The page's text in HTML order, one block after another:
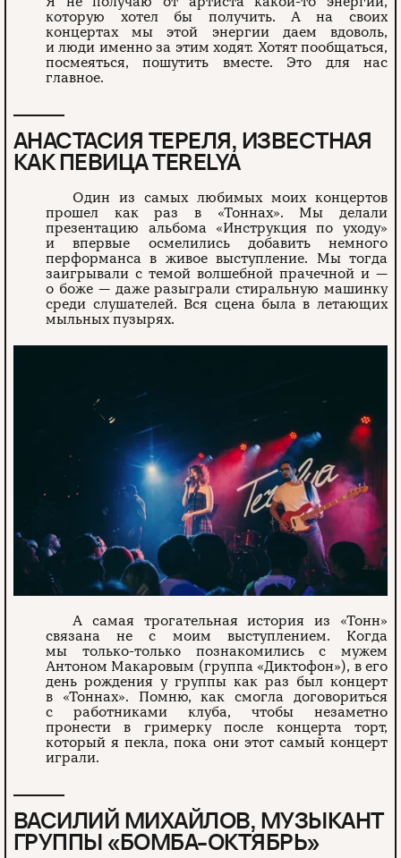
которую хотел бы получить. А на своих
концертах мы этой энергии даем вдоволь,
и люди именно за этим ходят. Хотят пообщаться,
посмеяться, пошутить вместе. Это для нас
главное.
АНАСТАСИЯ ТЕРЕЛЯ, ИЗВЕСТНАЯ
КАК ПЕВИЦА TERELYA
Один из самых любимых моих концертов
прошел как раз в «Тоннах». Мы делали
презентацию альбома «Инструкция по уходу»
и впервые осмелились добавить немного
перформанса в живое выступление. Мы тогда
заигрывали с темой волшебной прачечной и —
о боже — даже разыграли стиральную машинку
среди слушателей. Вся сцена была в летающих
мыльных пузырях.
А самая трогательная история из «Тонн»
связана не с моим выступлением. Когда
мы только-только познакомились с мужем
Антоном Макаровым (группа «Диктофон»), в его
день рождения у группы как раз был концерт
в «Тоннах». Помню, как смогла договориться
с работниками клуба, чтобы незаметно
пронести в гримерку после концерта торт,
который я пекла, пока они этот самый концерт
играли.
ВАСИЛИЙ МИХАЙЛОВ, МУЗЫКАНТ
ГРУППЫ «БОМБА-ОКТЯБРЬ»